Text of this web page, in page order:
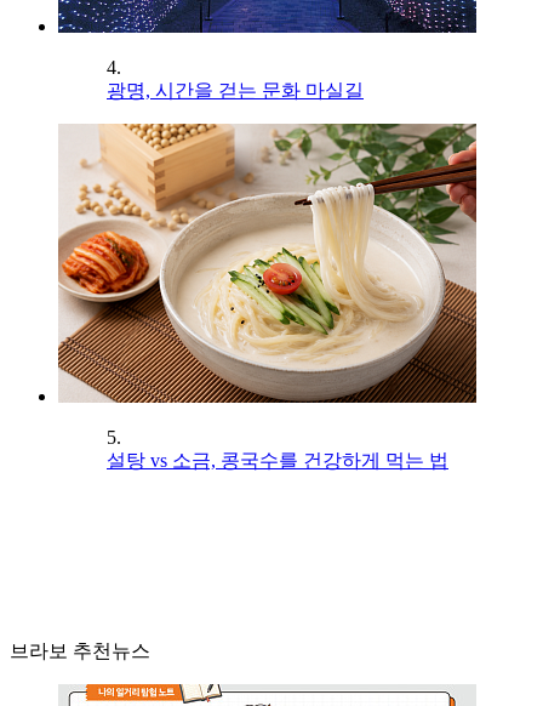
4.
광명, 시간을 걷는 문화 마실길
5.
설탕 vs 소금, 콩국수를 건강하게 먹는 법
브라보 추천뉴스